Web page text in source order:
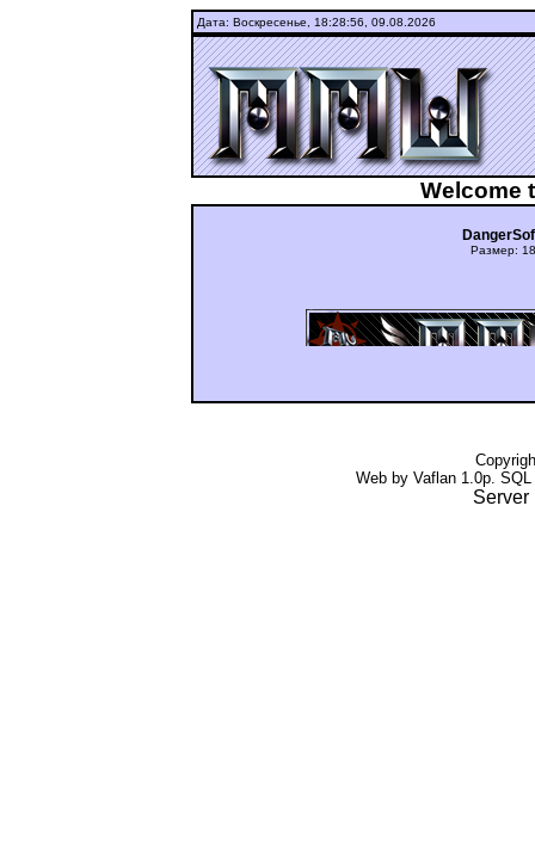
Дата: Воскресенье, 18:28:56, 09.08.2026
Welcome
Размер:
Web by Vaflan 1.0p.
Server